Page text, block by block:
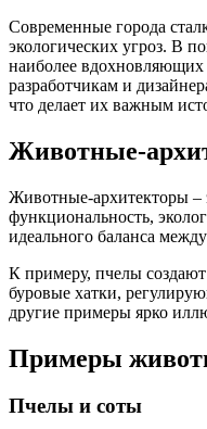
Современные города
экологических угроз. В
наиболее
разработчикам и
что делает их важным
Животные-
Животные-архитекторы –
функциональность,
идеального баланса
К примеру, пчелы
буровые хатки,
другие примеры ярко
Примеры
Пчелы и соты